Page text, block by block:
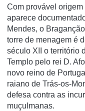
Com provável
aparece
Mendes, o
torre de menagem é
século XII o território
Templo pelo rei D.
novo reino de
raiano de Trás-os-
defesa contra as
muçulmanas.